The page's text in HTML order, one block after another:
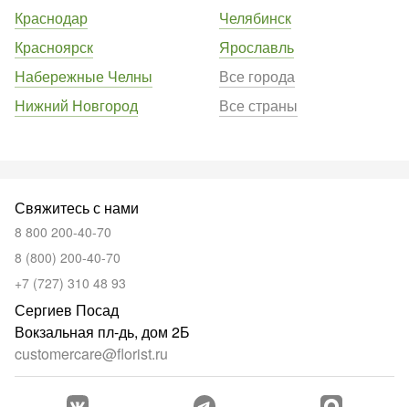
Краснодар
Красноярск
Набережные Челны
Нижний Новгород
Челябинск
Ярославль
Все города
Все страны
Свяжитесь с нами
8 800 200-40-70
8 (800) 200-40-70
+7 (727) 310 48 93
Сергиев Посад
Вокзальная пл-дь, дом 2Б
customercare@florist.ru